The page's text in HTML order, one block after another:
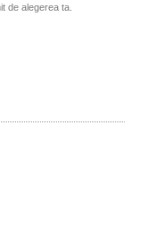
de alegerea ta.